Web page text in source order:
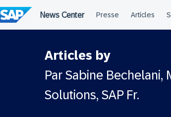
au
contenu
Articles by
Par Sabine Bechelani,
Solutions, SAP Fr.